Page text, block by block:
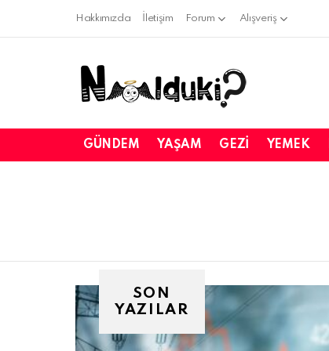
Hakkımızda İletişim Forum Alışveriş
GÜNDEM YAŞAM GEZI YEMEK
SON
YAZILAR